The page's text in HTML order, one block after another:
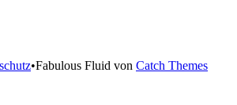
•Fabulous Fluid von Catch Themes